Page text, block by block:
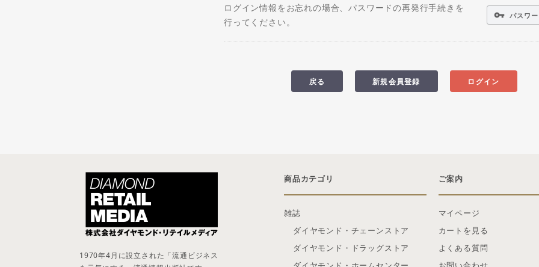
ログイン情報をお忘れの場合、パスワードの再発行手続きを
行ってください。
vpn_key パスワ
ログイン
新規会員登録
戻る
商品カテゴリ
雑誌
ダイヤモンド・チェーンストア
ダイヤモンド・ドラッグストア
ご案内
マイページ
カートを見る
よくある質問
1970年4月に設立された「流通ビジネス